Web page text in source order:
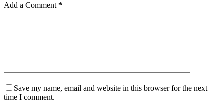
Add a Comment *
Save my name, email and website in this browser for the next
time I comment.